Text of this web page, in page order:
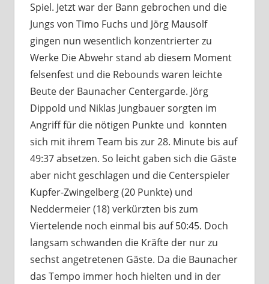
Spiel. Jetzt war der Bann gebrochen und die
Jungs von Timo Fuchs und Jörg Mausolf
gingen nun wesentlich konzentrierter zu
Werke Die Abwehr stand ab diesem Moment
felsenfest und die Rebounds waren leichte
Beute der Baunacher Centergarde. Jörg
Dippold und Niklas Jungbauer sorgten im
Angriff für die nötigen Punkte und konnten
sich mit ihrem Team bis zur 28. Minute bis auf
49:37 absetzen. So leicht gaben sich die Gäste
aber nicht geschlagen und die Centerspieler
Kupfer-Zwingelberg (20 Punkte) und
Neddermeier (18) verkürzten bis zum
Viertelende noch einmal bis auf 50:45. Doch
langsam schwanden die Kräfte der nur zu
sechst angetretenen Gäste. Da die Baunacher
das Tempo immer hoch hielten und in der